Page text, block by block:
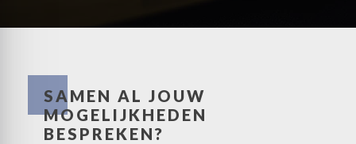
SAMEN AL JOUW
MOGELIJKHEDEN
BESPREKEN?